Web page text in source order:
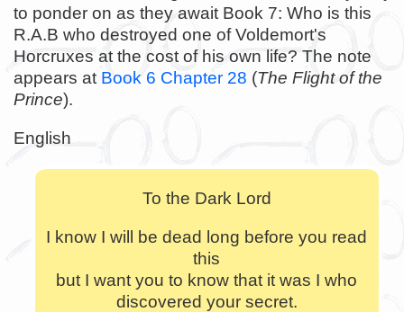
to ponder on as they await Book 7: Who is this
R.A.B who destroyed one of Voldemort's
Horcruxes at the cost of his own life? The note
appears at Book 6 Chapter 28 (The Flight of the
Prince).
English
To the Dark Lord
I know I will be dead long before you read
this
but I want you to know that it was I who
discovered your secret.